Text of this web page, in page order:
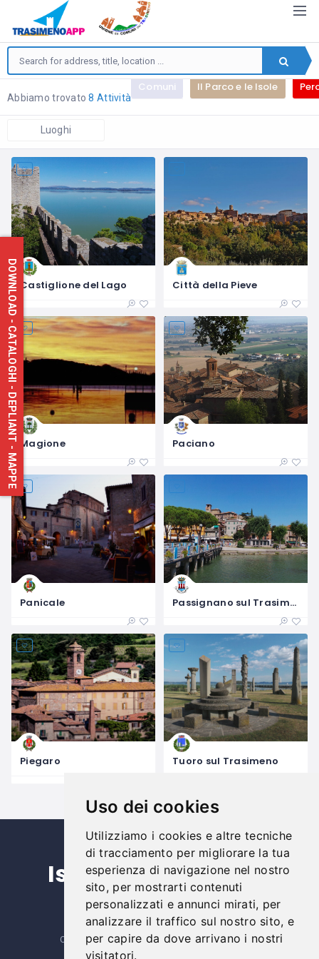
Uso dei cookies
Utilizziamo i cookies e altre tecniche
di tracciamento per migliorare la tua
esperienza di navigazione nel nostro
sito, per mostrarti contenuti
personalizzati e annunci mirati, per
analizzare il traffico sul nostro sito, e
per capire da dove arrivano i nostri
visitatori.
Abbiamo trovato8 Attività
Comuni Il Parco e le Isole
Luoghi
Castiglione del Lago Città della Pieve
Magione Paciano
Panicale Passignano sul Trasimeno
Piegaro Tuoro sul Trasimeno
Iscriviti alla nostra
newsletter
Copyright © Unione dei Comuni del Trasimeno
SERVIZIO TURISTICO DEL TRASIMENO
DOWNLOAD - CATALOGHI - DEPLIANT - MAPPE